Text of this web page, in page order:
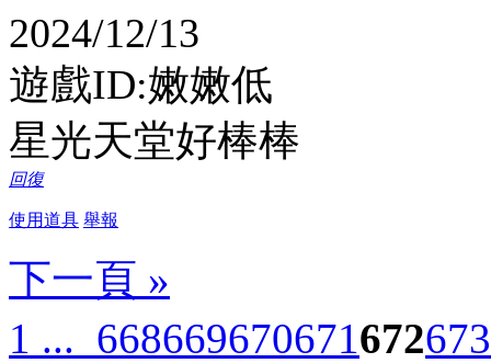
2024/12/13
遊戲ID:嫩嫩低
星光天堂好棒棒
回復
使用道具 舉報
下一頁 »
1 ... 668669670671672673